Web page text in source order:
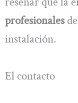
profesionales
instalación.
El contacto